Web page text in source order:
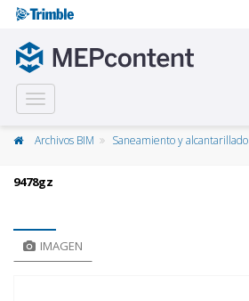
Toggle
navigation
Archivos BIM Saneamiento y alcantarillado
9478gz
IMAGEN